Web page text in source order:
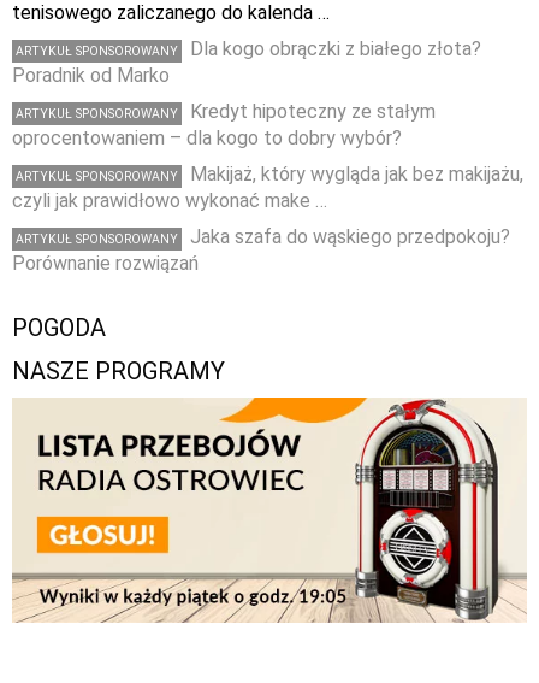
tenisowego zaliczanego do kalenda …
ARTYKUŁ SPONSOROWANY
Dla kogo obrączki z białego złota?
Poradnik od Marko
ARTYKUŁ SPONSOROWANY
Kredyt hipoteczny ze stałym
oprocentowaniem – dla kogo to dobry wybór?
ARTYKUŁ SPONSOROWANY
Makijaż, który wygląda jak bez makijażu,
czyli jak prawidłowo wykonać make …
ARTYKUŁ SPONSOROWANY
Jaka szafa do wąskiego przedpokoju?
Porównanie rozwiązań
POGODA
NASZE PROGRAMY